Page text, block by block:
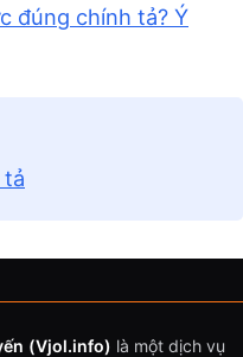
đúng chính tả? Ý
tả
(Vjol.info) là một dịch vụ